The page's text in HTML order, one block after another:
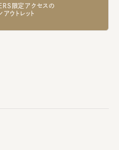
限定アクセスの
アウトレット